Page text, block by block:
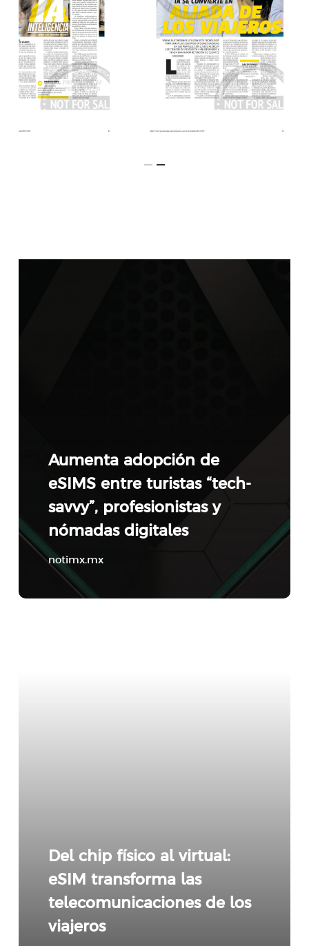
Aumenta adopción de
eSIMS entre turistas “tech-
savvy”, profesionistas y
nómadas digitales
notimx.mx
Del chip físico al virtual:
eSIM transforma las
telecomunicaciones de los
viajeros